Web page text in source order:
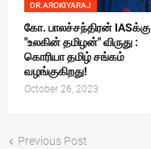
DR.AROKIYARAJ
கோ. பாலச்சந்திரன் IASக்கு
"உலகின் தமிழன்" விருது :
கொரியா தமிழ் சங்கம்
வழங்குகிறது!
October 26, 2023
Previous Post